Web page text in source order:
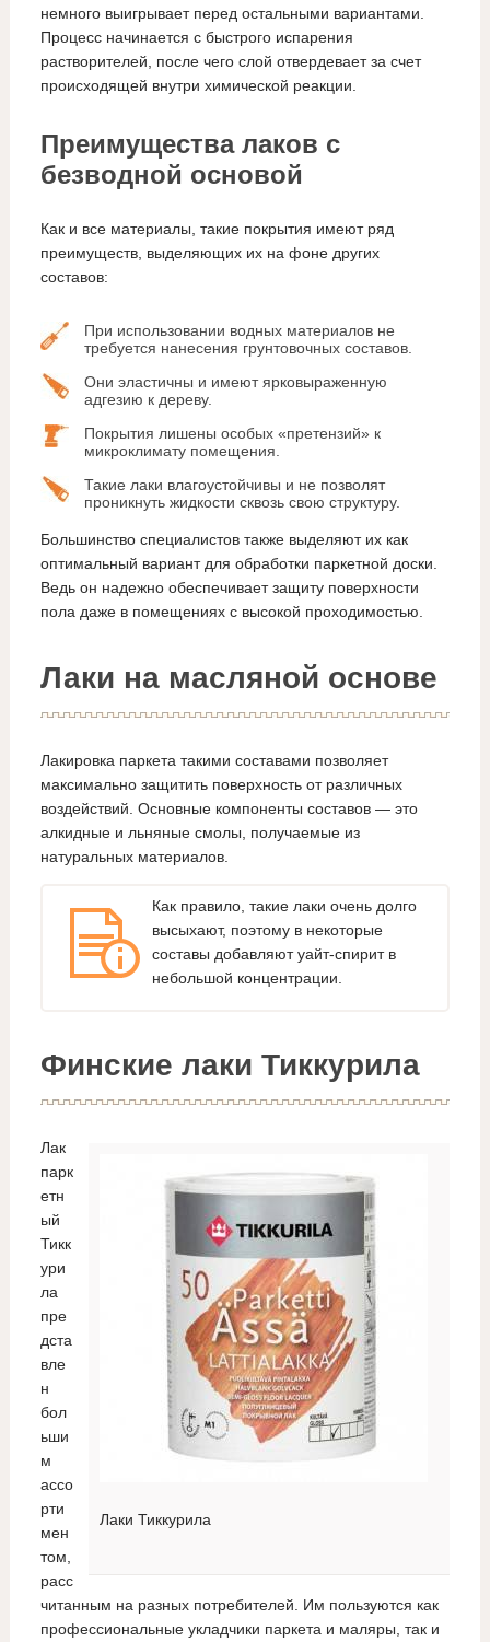
немного выигрывает перед остальными вариантами.
Процесс начинается с быстрого испарения
растворителей, после чего слой отвердевает за счет
происходящей внутри химической реакции.
Преимущества лаков с
безводной основой
Как и все материалы, такие покрытия имеют ряд
преимуществ, выделяющих их на фоне других
составов:
При использовании водных материалов не
требуется нанесения грунтовочных составов.
Они эластичны и имеют ярковыраженную
адгезию к дереву.
Покрытия лишены особых «претензий» к
микроклимату помещения.
Такие лаки влагоустойчивы и не позволят
проникнуть жидкости сквозь свою структуру.
Большинство специалистов также выделяют их как
оптимальный вариант для обработки паркетной доски.
Ведь он надежно обеспечивает защиту поверхности
пола даже в помещениях с высокой проходимостью.
Лаки на масляной основе
Лакировка паркета такими составами позволяет
максимально защитить поверхность от различных
воздействий. Основные компоненты составов — это
алкидные и льняные смолы, получаемые из
натуральных материалов.
Как правило, такие лаки очень долго
высыхают, поэтому в некоторые
составы добавляют уайт-спирит в
небольшой концентрации.
Финские лаки Тиккурила
Лаки Тиккурила
Лак
парк
етн
ый
Тикк
ури
ла
пре
дста
вле
н
бол
ьши
м
ассо
рти
мен
том,
расс
читанным на разных потребителей. Им пользуются как
профессиональные укладчики паркета и маляры, так и